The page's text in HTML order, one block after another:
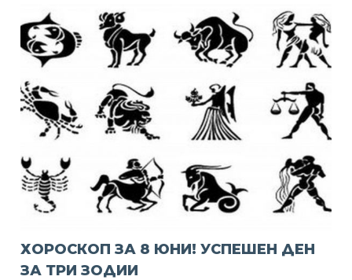
ХОРОСКОП ЗА 8 ЮНИ! УСПЕШЕН ДЕН
ЗА ТРИ ЗОДИИ